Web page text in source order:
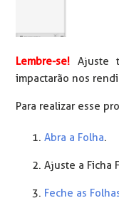
Lembre-se! Ajuste
impactarão nos
Para realizar esse
Abra a Folha.
Ajuste a Ficha
Feche as